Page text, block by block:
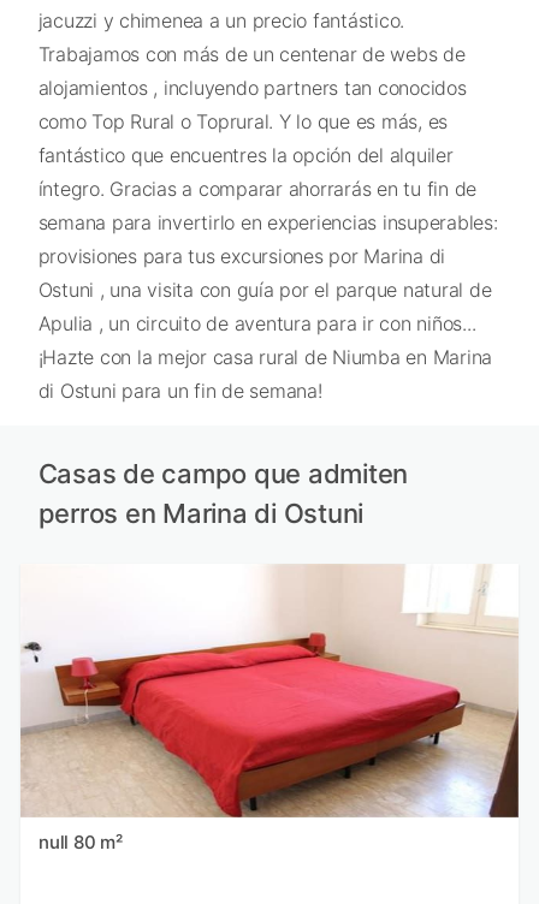
jacuzzi y chimenea a un precio fantástico.
Trabajamos con más de un centenar de webs de
alojamientos , incluyendo partners tan conocidos
como Top Rural o Toprural. Y lo que es más, es
fantástico que encuentres la opción del alquiler
íntegro. Gracias a comparar ahorrarás en tu fin de
semana para invertirlo en experiencias insuperables:
provisiones para tus excursiones por Marina di
Ostuni , una visita con guía por el parque natural de
Apulia , un circuito de aventura para ir con niños...
¡Hazte con la mejor casa rural de Niumba en Marina
di Ostuni para un fin de semana!
Casas de campo que admiten
perros en Marina di Ostuni
null 80 m²